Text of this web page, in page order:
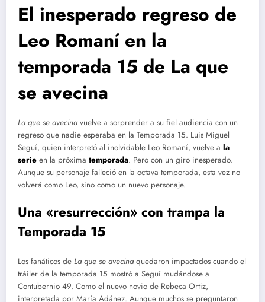
El inesperado regreso de
Leo Romaní en la
temporada 15 de La que
se avecina
La que se avecinavuelve a sorprender a su fiel audiencia con un
regreso que nadie esperaba en la Temporada 15. Luis Miguel
Seguí, quien interpretó al inolvidable Leo Romaní, vuelve a la
serie en la próxima temporada. Pero con un giro inesperado.
Aunque su personaje falleció en la octava temporada, esta vez no
volverá como Leo, sino como un nuevo personaje.
Una «resurrección» con trampa la
Temporada 15
Los fanáticos de La que se avecinaquedaron impactados cuando el
tráiler de la temporada 15 mostró a Seguí mudándose a
Contubernio 49. Como el nuevo novio de Rebeca Ortiz,
interpretada por María Adánez. Aunque muchos se preguntaron